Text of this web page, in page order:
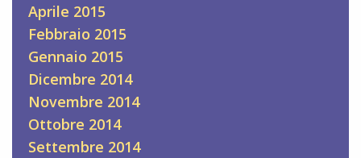
Aprile 2015
Febbraio 2015
Gennaio 2015
Dicembre 2014
Novembre 2014
Ottobre 2014
Settembre 2014